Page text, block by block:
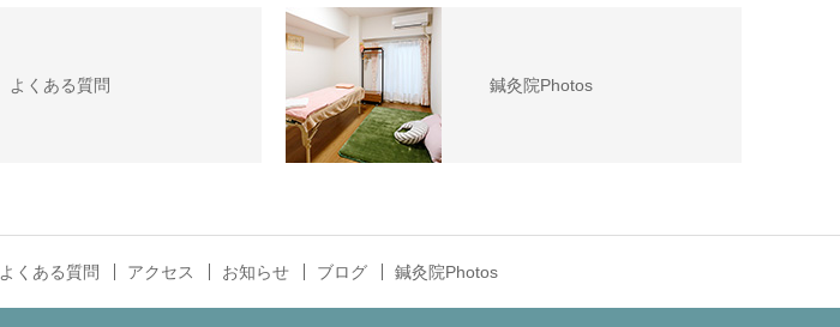
よくある質問 鍼灸院Photos
よくある質問 アクセス お知らせ ブログ 鍼灸院Photos